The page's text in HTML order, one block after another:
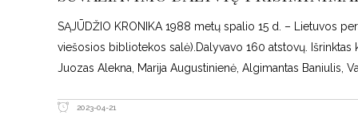
SĄJŪDŽIO KRONIKA 1988 metų spalio 15 d. – Lietuvos
viešosios bibliotekos salė).Dalyvavo 160 atstovų.
Juozas Alekna, Marija Augustinienė, Algimantas Baniulis,
2023-04-21